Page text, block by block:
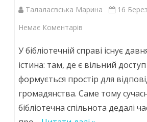
Талалаєвська Марина
16
Немає Коментарів
зустріч
бібліотечної
спільноти
У бібліотечній справі існує
істина: там, де є вільний
формується простір для
громадянства. Саме тому
бібліотечна спільнота дедалі